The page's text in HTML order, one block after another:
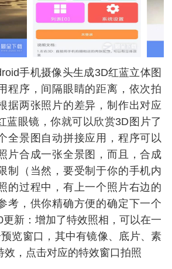
手机摄像头生成3D红蓝立体图
程序，间隔眼睛的距离，依次拍
据两张照片的差异，制作出对应
蓝眼镜，你就可以欣赏3D图片了
全景图自动拼接应用，程序可以
片合成一张全景图，而且，合成
制（当然，要受制于你的手机内
的过程中，有上一个照片右边的
考，供你精确方便的确定下一个
新：增加了特效照相，可以在一
览窗口，其中有镜像、底片、素
效，点击对应的特效窗口拍照